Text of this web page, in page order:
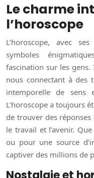
Le charme
l’horoscope
L’horoscope, avec
symboles
fascination sur les
nous connectant à des
intemporelle de sens
L’horoscope a toujours
de trouver des réponses
le travail et l’avenir.
ou pour une source
captiver des millions de